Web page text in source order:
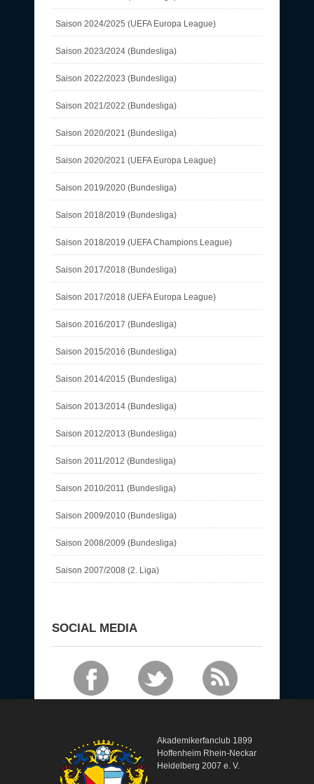
Saison 2024/2025 (UEFA Europa League)
Saison 2023/2024 (Bundesliga)
Saison 2022/2023 (Bundesliga)
Saison 2021/2022 (Bundesliga)
Saison 2020/2021 (Bundesliga)
Saison 2020/2021 (UEFA Europa League)
Saison 2019/2020 (Bundesliga)
Saison 2018/2019 (Bundesliga)
Saison 2018/2019 (UEFA Champions League)
Saison 2017/2018 (Bundesliga)
Saison 2017/2018 (UEFA Europa League)
Saison 2016/2017 (Bundesliga)
Saison 2015/2016 (Bundesliga)
Saison 2014/2015 (Bundesliga)
Saison 2013/2014 (Bundesliga)
Saison 2012/2013 (Bundesliga)
Saison 2011/2012 (Bundesliga)
Saison 2010/2011 (Bundesliga)
Saison 2009/2010 (Bundesliga)
Saison 2008/2009 (Bundesliga)
Saison 2007/2008 (2. Liga)
SOCIAL MEDIA
Akademikerfanclub 1899
Hoffenheim Rhein-Neckar
Heidelberg 2007 e. V.